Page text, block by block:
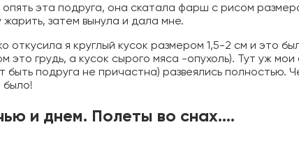
эта подруга, она скатала фарш с рисом
затем вынула и дала мне.
откусила я круглый кусок размером 1,5-2 см и это
это грудь, а кусок сырого мяса -опухоль). Тут уж
быть подруга не причастна) развеялись полностью.
было!
и днем. Полеты во снах….